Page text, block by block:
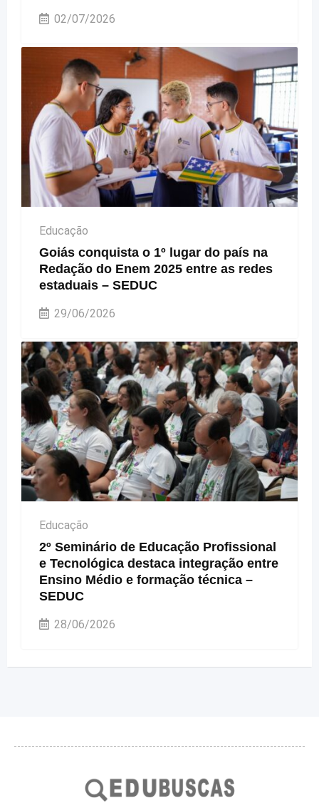
02/07/2026
Educação
Goiás conquista o 1º lugar do país na
Redação do Enem 2025 entre as redes
estaduais – SEDUC
29/06/2026
Educação
2º Seminário de Educação Profissional
e Tecnológica destaca integração entre
Ensino Médio e formação técnica –
SEDUC
28/06/2026